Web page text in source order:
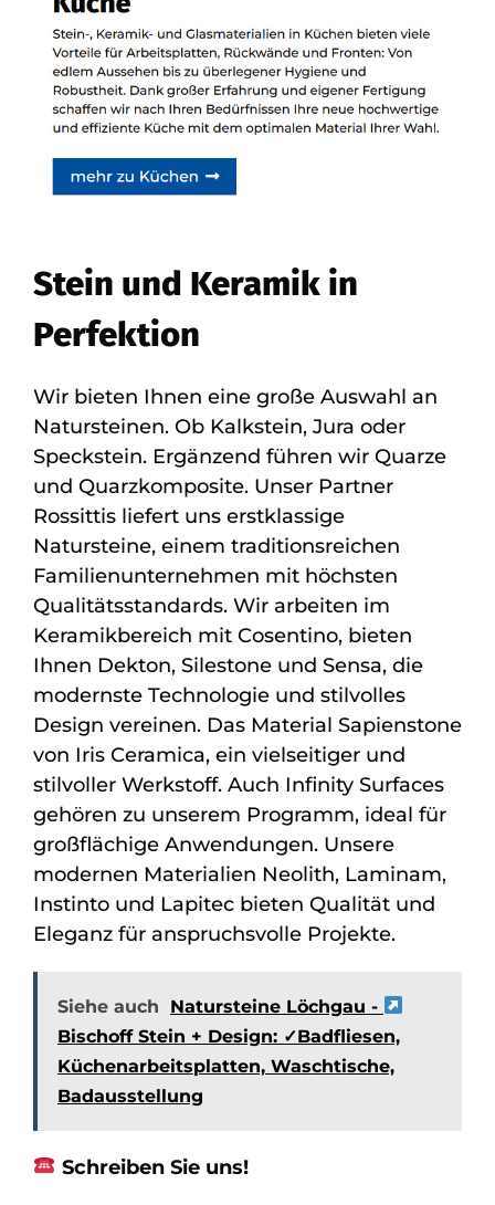
Stein und Keramik in
Perfektion
Wir bieten Ihnen eine große Auswahl an
Natursteinen. Ob Kalkstein, Jura oder
Speckstein. Ergänzend führen wir Quarze
und Quarzkomposite. Unser Partner
Rossittis liefert uns erstklassige
Natursteine, einem traditionsreichen
Familienunternehmen mit höchsten
Qualitätsstandards. Wir arbeiten im
Keramikbereich mit Cosentino, bieten
Ihnen Dekton, Silestone und Sensa, die
modernste Technologie und stilvolles
Design vereinen. Das Material Sapienstone
von Iris Ceramica, ein vielseitiger und
stilvoller Werkstoff. Auch Infinity Surfaces
gehören zu unserem Programm, ideal für
großflächige Anwendungen. Unsere
modernen Materialien Neolith, Laminam,
Instinto und Lapitec bieten Qualität und
Eleganz für anspruchsvolle Projekte.
Siehe auch
Natursteine Löchgau -
Bischoff Stein + Design: ✓Badfliesen,
Küchenarbeitsplatten, Waschtische,
Badausstellung
Schreiben Sie uns!